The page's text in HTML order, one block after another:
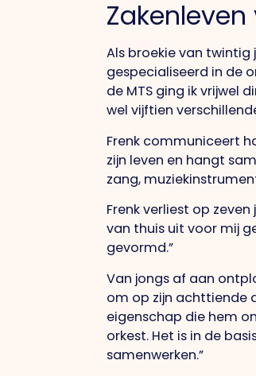
Als broekie van twintig
gespecialiseerd in de
de MTS ging ik vrijwel
wel vijftien
Frenk communiceert
zijn leven en hangt
zang,
Frenk verliest op
van thuis uit voor mij
gevormd.”
Van jongs af aan
om op zijn achttiende
eigenschap die hem
orkest. Het is in de
samenwerken.”